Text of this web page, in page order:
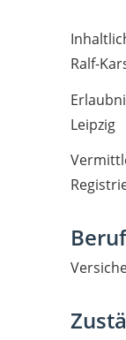
Ralf-
Leipzig